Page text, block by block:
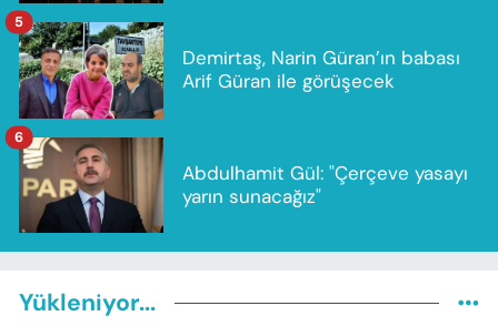
Demirtaş, Narin Güran’ın babası
Arif Güran ile görüşecek
5
Abdulhamit Gül: "Çerçeve yasayı
yarın sunacağız"
6
Yükleniyor...